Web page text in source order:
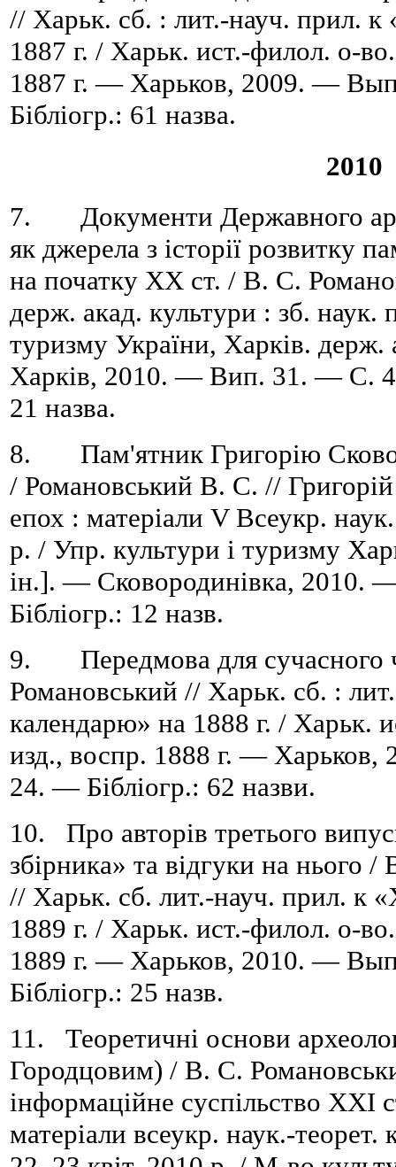
// Харьк. сб. : лит.-науч. прил. к
1887 г. / Харьк. ист.-филол. о-
1887 г. — Харьков, 2009. —
Бібліогр.: 61 назва.
2010
7. Документи Державного
як джерела з історії розвитку
на початку ХХ ст. / В. С.
держ. акад. культури : зб. наук.
туризму України, Харків.
Харків, 2010. — Вип. 31. — C.
21 назва.
8. Пам'ятник Григорію
/ Романовський В. С. //
епох : матеріали V Всеукр.
р. / Упр. культури і туризму
ін.]. — Сковородинівка, 2010.
Бібліогр.: 12 назв.
9. Передмова для сучасного
Романовський // Харьк. сб. :
календарю» на 1888 г. / Харьк.
изд., воспр. 1888 г. —
24. — Бібліогр.: 62 назви.
10. Про авторів третього
збірника» та відгуки на нього
// Харьк. сб. лит.-науч. прил. к
1889 г. / Харьк. ист.-филол. о-
1889 г. — Харьков, 2010. —
Бібліогр.: 25 назв.
11. Теоретичні основи
Городцовим) / В. С.
інформаційне суспільство ХХІ
матеріали всеукр. наук.-